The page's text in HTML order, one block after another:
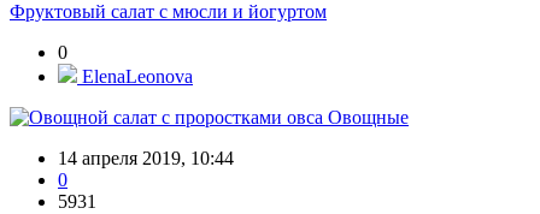
Фруктовый салат с мюсли и йогуртом
0
ElenaLeonova
Овощные
14 апреля 2019, 10:44
0
5931